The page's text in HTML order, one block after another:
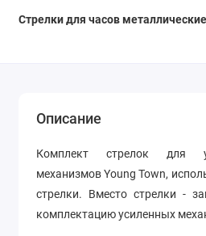
Стрелки для часов
Описание
Комплект стрелок для
механизмов Young Town,
стрелки. Вместо стрелки -
комплектацию усиленных